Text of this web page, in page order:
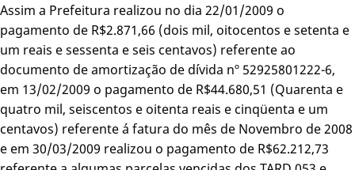
Assim a Prefeitura realizou no dia 22/01/2009 o
pagamento de R$2.871,66 (dois mil, oitocentos e setenta e
um reais e sessenta e seis centavos) referente ao
documento de amortização de dívida nº 52925801222-6,
em 13/02/2009 o pagamento de R$44.680,51 (Quarenta e
quatro mil, seiscentos e oitenta reais e cinqüenta e um
centavos) referente á fatura do mês de Novembro de 2008
e em 30/03/2009 realizou o pagamento de R$62.212,73